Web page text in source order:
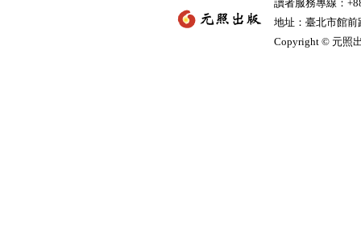
讀者服務專線：
地址：臺北市館
Copyright © 元照